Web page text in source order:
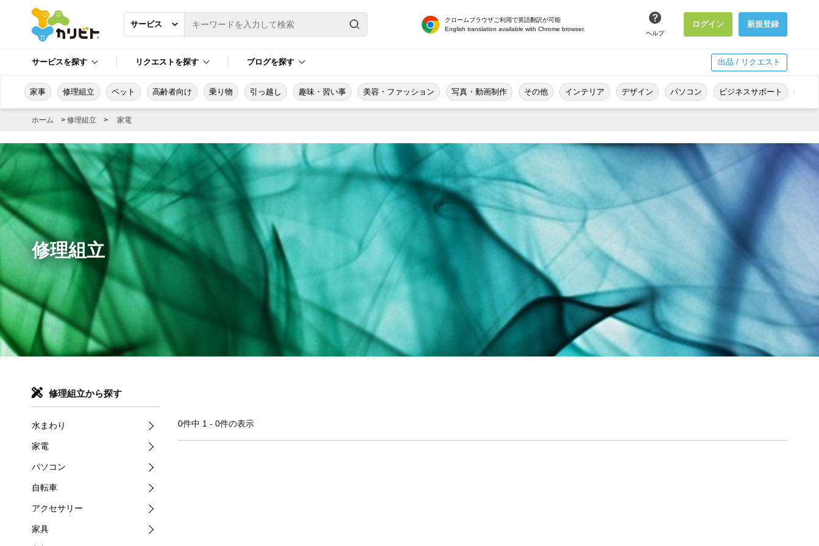
クロームブラウザご利用で英語翻訳が可能
English translation available with Chrome browser.
ヘルプ
ログイン 新規登録
サービスを探す リクエストを探す ブログを探す 出品 / リクエスト
家事 修理組立 ペット 高齢者向け 乗り物 引っ越し 趣味・習い事 美容・ファッション 写真・動画制作 その他 インテリア デザイン パソコン ビジネスサポート
ホーム > 修理組立 > 家電
修理組立
0件中 1 - 0件の表示
修理組立から探す
水まわり
家電
パソコン
自転車
アクセサリー
家具